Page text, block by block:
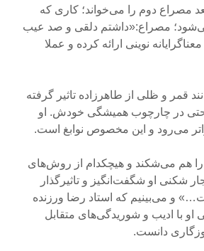
مصراع دوم را می‌خواند؛ کاری که
مصراع:«داشتم دلقی و صد عیب
نوینی ارائه کرده و عملا
قمر و ظلی از طاهرزاده تاثیر گرفته
حتی در چارچوب همیشگی خودش. او
می‌رود و این مخصوص نوابغ است.
را هم می‌شکند و هیچکدام از روش‌های
شکنی او شگفت‌انگیز و تاثیرگذار
و می‌بینیم که استاد رضا ورزنده
با ادیب و شوریدگی‌های متقابل
دانست.